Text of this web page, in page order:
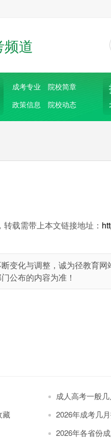
频道
成考专业
院校简章
政策信息
院校动态
，转载需带上本文链接地址：
变化与调整，诚为径教育
公布的内容为准！
成人高考一般
藏
2026年成考几
2026年各省份